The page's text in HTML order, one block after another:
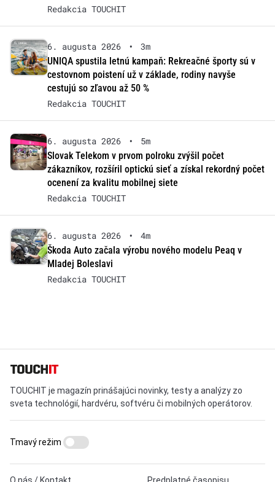
Redakcia TOUCHIT
6. augusta 2026 •
3m
UNIQA spustila letnú kampaň: Rekreačné športy sú v
cestovnom poistení už v základe, rodiny navyše
cestujú so zľavou až 50 %
Redakcia TOUCHIT
6. augusta 2026 •
5m
Slovak Telekom v prvom polroku zvýšil počet
zákazníkov, rozšíril optickú sieť a získal rekordný počet
ocenení za kvalitu mobilnej siete
Redakcia TOUCHIT
6. augusta 2026 •
4m
Škoda Auto začala výrobu nového modelu Peaq v
Mladej Boleslavi
Redakcia TOUCHIT
TOUCHIT je magazín prinášajúci novinky, testy a analýzy zo
sveta technológií, hardvéru, softvéru či mobilných operátorov.
Tmavý režim